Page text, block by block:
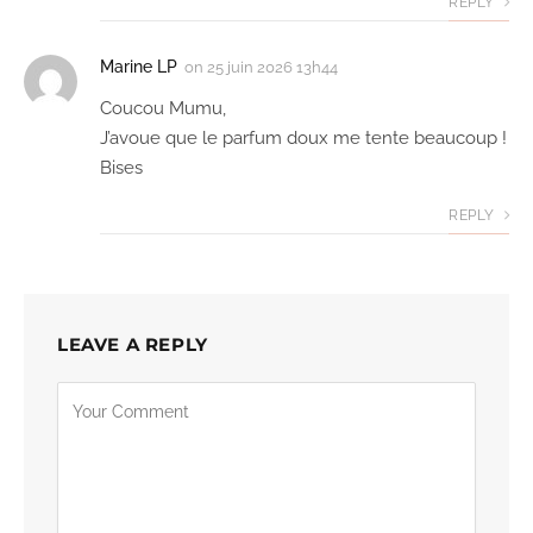
Marine LP on 25 juin 2026 13h44
Coucou Mumu,
J’avoue que le parfum doux me tente beaucoup !
Bises
REPLY
LEAVE A REPLY